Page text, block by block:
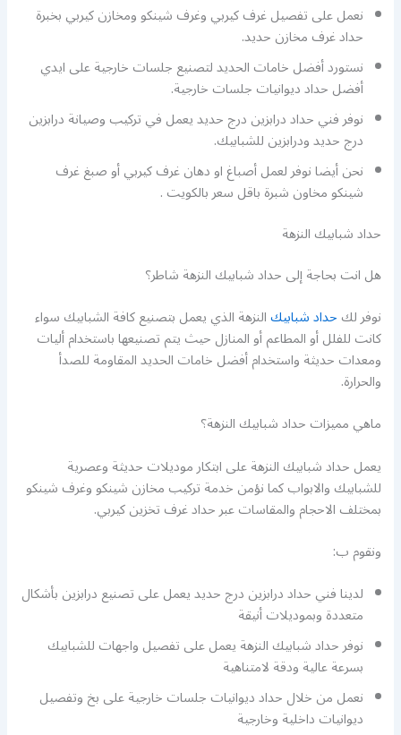
نعمل على تفصيل غرف كيربي وغرف شينكو ومخازن كيربي بخبرة
حداد غرف مخازن حديد.
نستورد أفضل خامات الحديد لتصنيع جلسات خارجية على ايدي
أفضل حداد ديوانيات جلسات خارجية.
نوفر فني حداد درابزين درج حديد يعمل في تركيب وصيانة درابزين
درج حديد ودرابزين للشبابيك.
نحن أيضا نوفر لعمل أصباغ او دهان غرف كيربي أو صبغ غرف
شينكو مخاون شبرة باقل سعر بالكويت .
حداد شبابيك النزهة
هل انت بحاجة إلى حداد شبابيك النزهة شاطر؟
نوفر لكحداد شبابيكالنزهة الذي يعمل بتصنيع كافة الشبابيك سواء
كانت للفلل أو المطاعم أو المنازل حيث يتم تصنيعها باستخدام أليات
ومعدات حديثة واستخدام أفضل خامات الحديد المقاومة للصدأ
والحرارة.
ماهي مميزات حداد شبابيك النزهة؟
يعمل حداد شبابيك النزهة على ابتكار موديلات حديثة وعصرية
للشبابيك والابواب كما نؤمن خدمة تركيب مخازن شينكو وغرف شينكو
بمختلف الاحجام والمقاسات عبر حداد غرف تخزين كيربي.
ونقوم ب:
لدينا فني حداد درابزين درج حديد يعمل على تصنيع درابزين بأشكال
متعددة وبموديلات أنيقة
نوفر حداد شبابيك النزهة يعمل على تفصيل واجهات للشبابيك
بسرعة عالية ودقة لامتناهية
نعمل من خلال حداد ديوانيات جلسات خارجية على بخ وتفصيل
ديوانيات داخلية وخارجية